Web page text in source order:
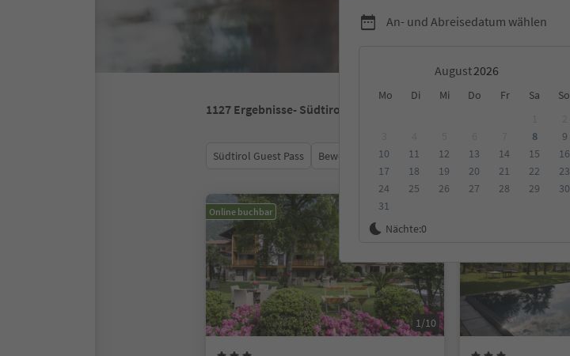
An- und Abreisedatum wählen
August
Mo Di Mi Do Fr Sa So
8
9
10
11 12 13 14 15
16
17
18 19 20 21 22
23
24
25 26 27 28 29
30
31
Nächte:0
1127 Ergebnisse- Südtirol
Südtirol Guest Pass Bewertungen Kategorie Verpflegungsart
Online buchbar
1/10